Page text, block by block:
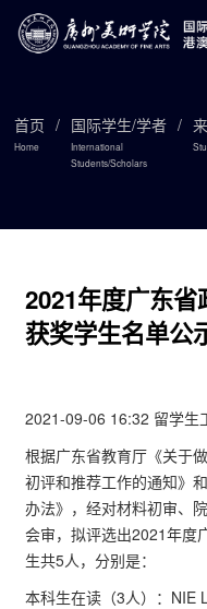
首页
Home
/ 国际学生/学者
International
Students/Scholars
/
2021年度广东
获奖学生名单公
2021-09-06 16:32 留学生
根据广东省教育厅《关于
初评和推荐工作的通知》
办法》，经对材料初审、
会审，拟评选出2021年度
生共5人，分别是：
本科生在读（3人）：NIE